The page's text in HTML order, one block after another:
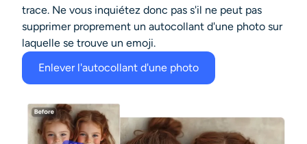
trace. Ne vous inquiétez donc pas s'il ne peut pas
supprimer proprement un autocollant d'une photo sur
laquelle se trouve un emoji.
Enlever l'autocollant d'une photo